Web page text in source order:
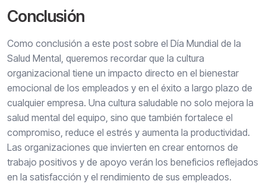
Conclusión
Como conclusión a este post sobre el Día Mundial de la
Salud Mental, queremos recordar que la cultura
organizacional tiene un impacto directo en el bienestar
emocional de los empleados y en el éxito a largo plazo de
cualquier empresa. Una cultura saludable no solo mejora la
salud mental del equipo, sino que también fortalece el
compromiso, reduce el estrés y aumenta la productividad.
Las organizaciones que invierten en crear entornos de
trabajo positivos y de apoyo verán los beneficios reflejados
en la satisfacción y el rendimiento de sus empleados.